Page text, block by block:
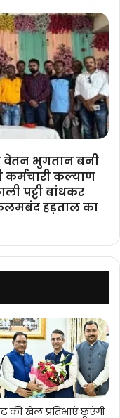
वेतन भुगतान बनी
कर्मचारी कल्याण
पट्टी बांधकर
कलमबंद हड़ताल का
की खेल प्रतिभाएं छूएंगी